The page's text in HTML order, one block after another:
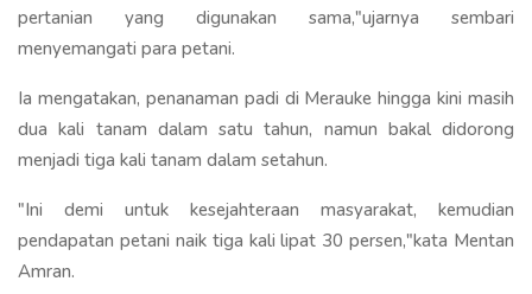
pertanian yang digunakan sama,"ujarnya sembari
menyemangati para petani.
Ia mengatakan, penanaman padi di Merauke hingga kini masih
dua kali tanam dalam satu tahun, namun bakal didorong
menjadi tiga kali tanam dalam setahun.
"Ini demi untuk kesejahteraan masyarakat, kemudian
pendapatan petani naik tiga kali lipat 30 persen,"kata Mentan
Amran.